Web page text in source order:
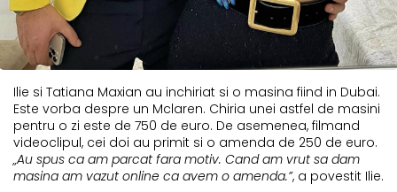
Ilie si Tatiana Maxian au inchiriat si o masina fiind in Dubai.
Este vorba despre un Mclaren. Chiria unei astfel de masini
pentru o zi este de 750 de euro. De asemenea, filmand
videoclipul, cei doi au primit si o amenda de 250 de euro.
„Au spus ca am parcat fara motiv. Cand am vrut sa dam
masina am vazut online ca avem o amenda.”, a povestit Ilie.